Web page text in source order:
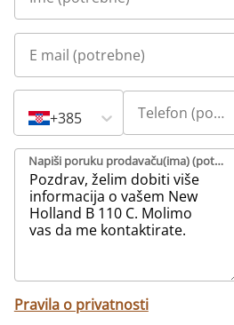
+385
Napiši poruku prodavaču(ima) (potrebne)
Pravila o privatnosti